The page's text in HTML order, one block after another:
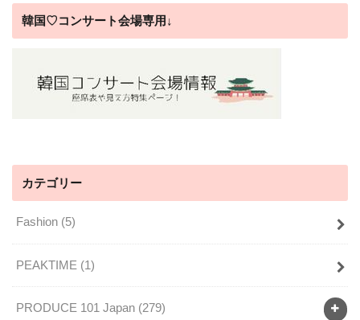
韓国♡コンサート会場専用↓
カテゴリー
Fashion (5)
PEAKTIME (1)
PRODUCE 101 Japan (279)